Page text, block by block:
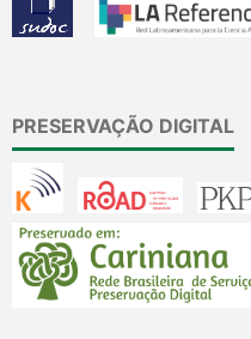
PRESERVAÇÃO DIGITAL